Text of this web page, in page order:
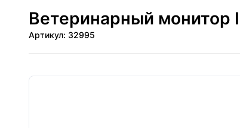
Ветеринарный монитор
Артикул: 32995